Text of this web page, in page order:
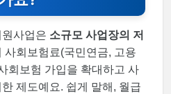
사업은 소규모 사업장의 저
사회보험료(국민연금, 고용
회보험 가입을 확대하고 사
제도예요. 쉽게 말해, 월급